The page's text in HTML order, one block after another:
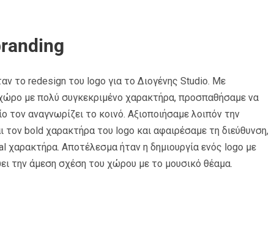
το redesign του logo για το Διογένης Studio. Με
με πολύ συγκεκριμένο χαρακτήρα, προσπαθήσαμε να
τον αναγνωρίζει το κοινό. Αξιοποιήσαμε λοιπόν την
bold χαρακτήρα του logo και αφαιρέσαμε τη διεύθυνση,
Αποτέλεσμα ήταν η δημιουργία ενός logo με
την άμεση σχέση του χώρου με το μουσικό θέαμα.